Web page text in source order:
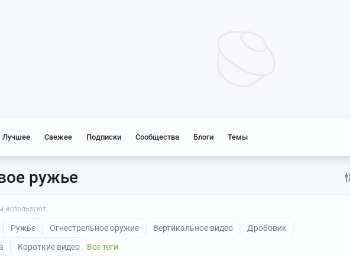
Лучшее Свежее Подписки Сообщества Блоги Темы
ружье
используют:
Ружье Огнестрельное оружие Вертикальное видео
Дробовик
Короткие видео Все теги